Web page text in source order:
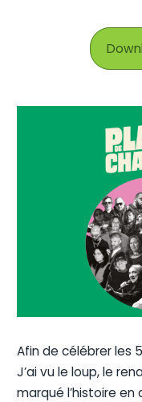
Afin de célébrer les
J’ai vu le loup, le
marqué l’histoire en